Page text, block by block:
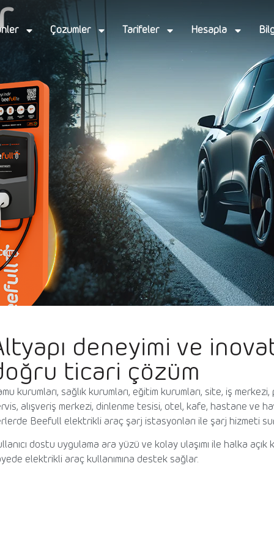
Çözümler Tarifeler Hesapla
deneyimi ve
ticari çözüm
kurumları, sağlık kurumları, eğitim kurumları, site, iş
alışveriş merkezi, dinlenme tesisi, otel, kafe, hastane ve
Beefull elektrikli araç şarj istasyonları ile şarj hizmeti
dostu uygulama ara yüzü ve kolay ulaşımı ile halka
elektrikli araç kullanımına destek sağlar.